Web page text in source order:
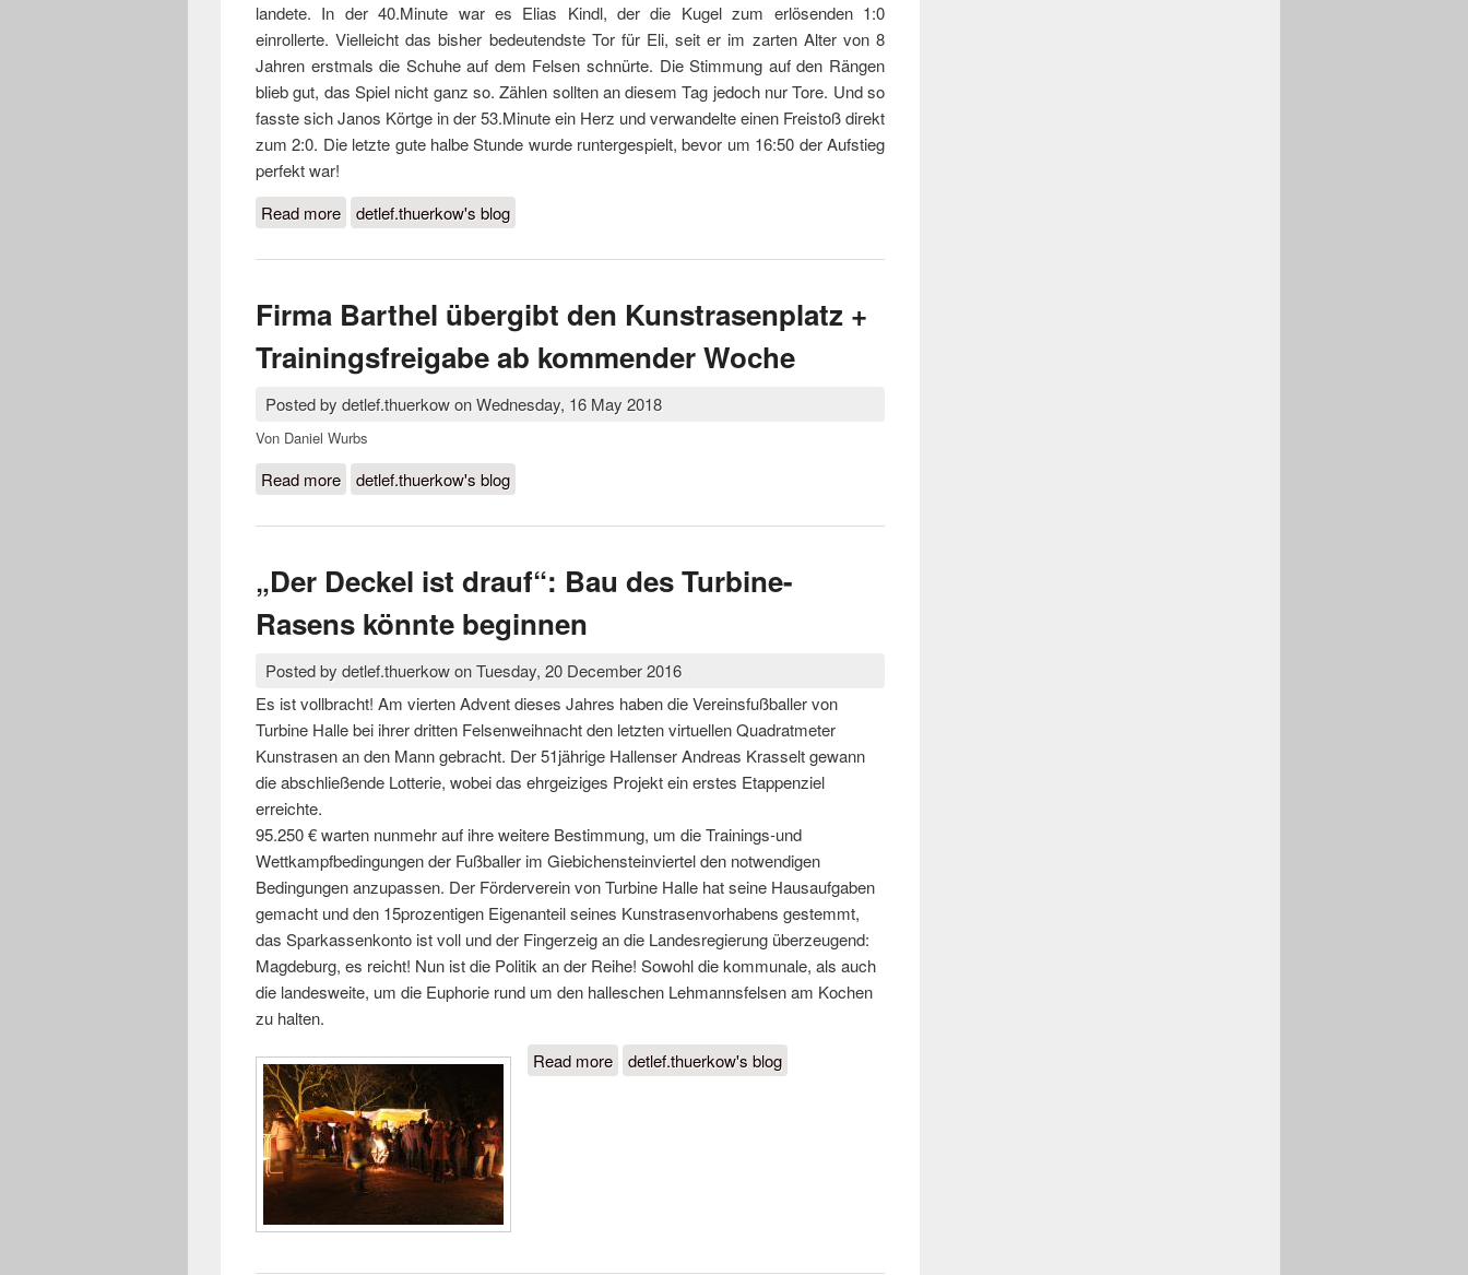
landete. In der 40.Minute war es Elias Kindl, der die Kugel zum erlösenden 1:0
einrollerte. Vielleicht das bisher bedeutendste Tor für Eli, seit er im zarten Alter von 8
Jahren erstmals die Schuhe auf dem Felsen schnürte. Die Stimmung auf den Rängen
blieb gut, das Spiel nicht ganz so. Zählen sollten an diesem Tag jedoch nur Tore. Und so
fasste sich Janos Körtge in der 53.Minute ein Herz und verwandelte einen Freistoß direkt
zum 2:0. Die letzte gute halbe Stunde wurde runtergespielt, bevor um 16:50 der Aufstieg
perfekt war!
Read more about Landesligaaufstieg perfekt!
detlef.thuerkow's blog
Firma Barthel übergibt den Kunstrasenplatz +
Trainingsfreigabe ab kommender Woche
Posted by detlef.thuerkowonWednesday, 16 May 2018
Von Daniel Wurbs
Read more about Firma Barthel übergibt den Kunstrasenplatz + Trainingsfreigabe ab
detlef.thuerkow's blog
„Der Deckel ist drauf“: Bau des Turbine-
Rasens könnte beginnen
Posted by detlef.thuerkowonTuesday, 20 December 2016
Es ist vollbracht! Am vierten Advent dieses Jahres haben die Vereinsfußballer von
Turbine Halle bei ihrer dritten Felsenweihnacht den letzten virtuellen Quadratmeter
Kunstrasen an den Mann gebracht. Der 51jährige Hallenser Andreas Krasselt gewann
die abschließende Lotterie, wobei das ehrgeiziges Projekt ein erstes Etappenziel
erreichte.
95.250 € warten nunmehr auf ihre weitere Bestimmung, um die Trainings-und
Wettkampfbedingungen der Fußballer im Giebichensteinviertel den notwendigen
Bedingungen anzupassen. Der Förderverein von Turbine Halle hat seine Hausaufgaben
gemacht und den 15prozentigen Eigenanteil seines Kunstrasenvorhabens gestemmt,
das Sparkassenkonto ist voll und der Fingerzeig an die Landesregierung überzeugend:
Magdeburg, es reicht! Nun ist die Politik an der Reihe! Sowohl die kommunale, als auch
die landesweite, um die Euphorie rund um den halleschen Lehmannsfelsen am Kochen
zu halten.
Read more about „Der Deckel ist drauf“: Bau des
detlef.thuerkow's blog